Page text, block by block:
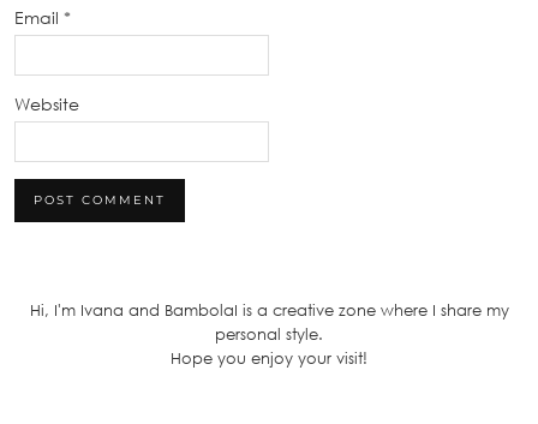
Email *
Website
Hi, I'm Ivana and BambolaI is a creative zone where I share my
personal style.
Hope you enjoy your visit!